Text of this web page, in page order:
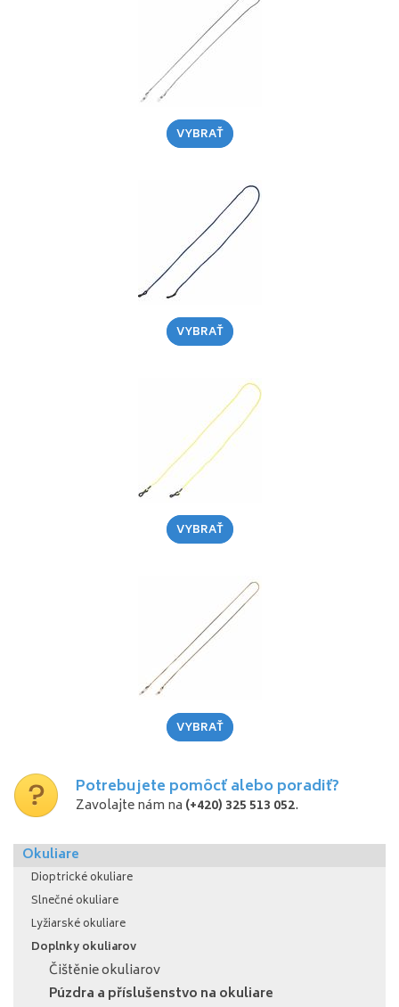
VYBRAŤ
VYBRAŤ
VYBRAŤ
VYBRAŤ
Potrebujete pomôcť alebo poradiť?
Zavolajte nám na (+420) 325 513 052.
Okuliare
Dioptrické okuliare
Slnečné okuliare
Lyžiarské okuliare
Doplnky okuliarov
Čištěnie okuliarov
Púzdra a příslušenstvo na okuliare